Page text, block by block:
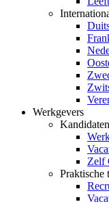
Werkgevers
Zelf
Praktische